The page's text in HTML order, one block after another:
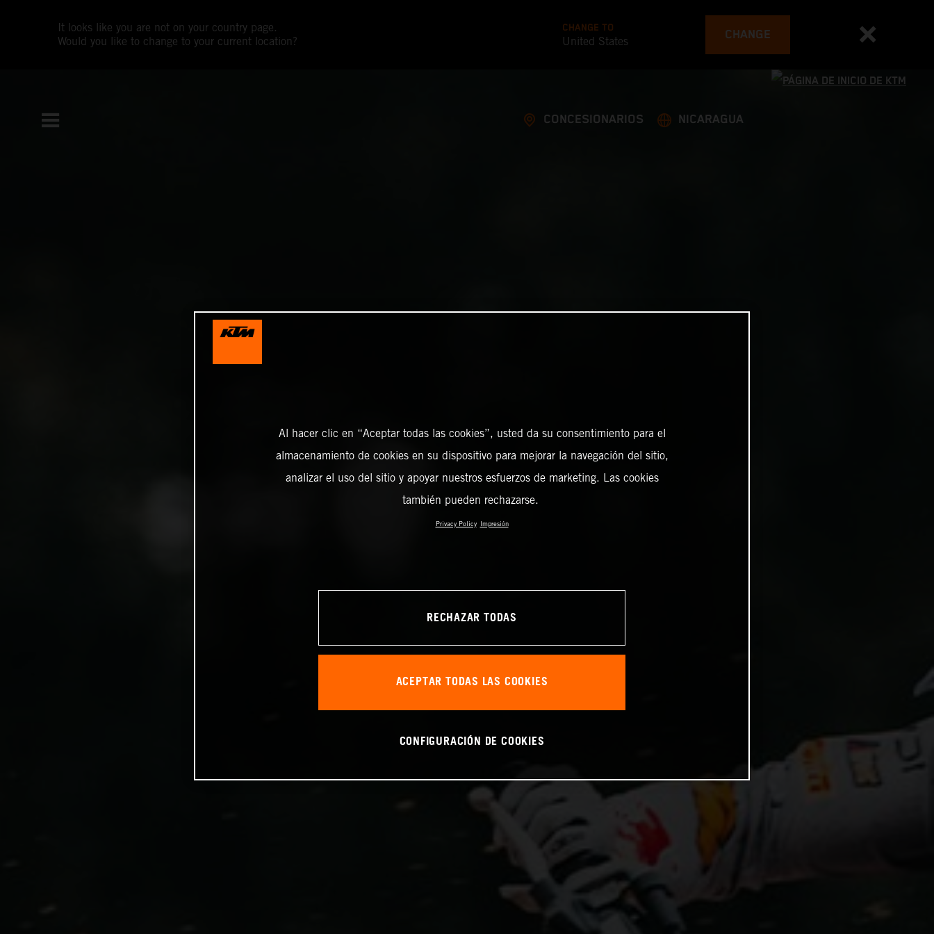
It looks like you are not on your country page.
Would you like to change to your current location?
CHANGE TO
United States CHANGE
CONCESIONARIOS NICARAGUA
Al hacer clic en “Aceptar todas las cookies”, usted da su consentimiento para el
almacenamiento de cookies en su dispositivo para mejorar la navegación del sitio,
analizar el uso del sitio y apoyar nuestros esfuerzos de marketing. Las cookies
también pueden rechazarse.
Privacy Policy Impresión
RECHAZAR TODAS
ACEPTAR TODAS LAS COOKIES
CONFIGURACIÓN DE COOKIES